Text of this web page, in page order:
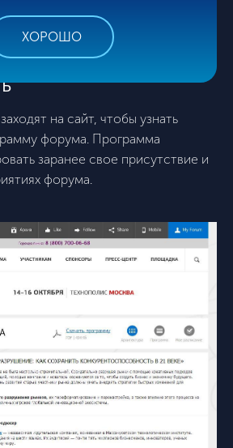
Легко
на сайт, чтобы узнать
форума. Программа
заранее свое присутствие и
форума.
ХОРОШО